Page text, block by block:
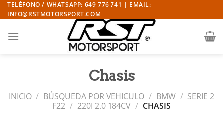
Saltar
al
TELÉFONO / WHATSAPP: 649 776 741 | EMAIL:
INFO@RSTMOTORSPORT.COM
Chasis
INICIO / BÚSQUEDA POR VEHICULO / BMW / SERIE 2
F22 / 220I 2.0 184CV / CHASIS